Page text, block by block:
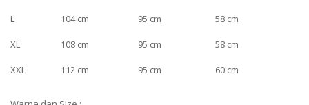
L 104 cm 95 cm 58 cm
XL 108 cm 95 cm 58 cm
XXL 112 cm 95 cm 60 cm